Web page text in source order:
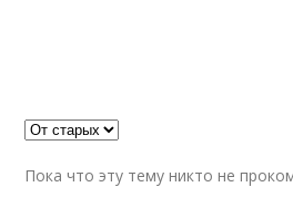
Пока что эту тему никто не